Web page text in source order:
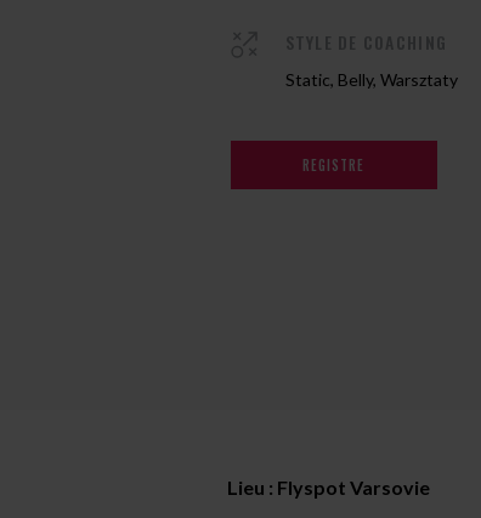
Static, Belly, Warsztaty
REGISTRE
Lieu : Flyspot Varsovie